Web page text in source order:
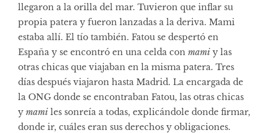
llegaron a la orilla del mar. Tuvieron que inflar su
propia patera y fueron lanzadas a la deriva. Mami
estaba allí. El tío también. Fatou se despertó en
España y se encontró en una celda con mami y las
otras chicas que viajaban en la misma patera. Tres
días después viajaron hasta Madrid. La encargada de
la ONG donde se encontraban Fatou, las otras chicas
y mami les sonreía a todas, explicándole donde firmar,
donde ir, cuáles eran sus derechos y obligaciones.